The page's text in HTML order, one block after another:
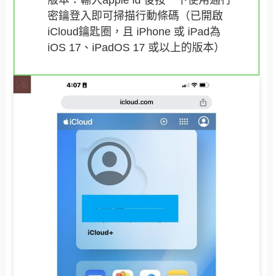
密鑰登入即可掃描行動條碼（已開啟
iCloud鑰匙圈，且 iPhone 或 iPad為
iOS 17、iPadOS 17 或以上的版本）